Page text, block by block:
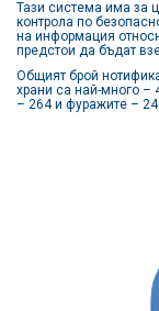
Тази система има за
контрола по
на информация
предстои да бъдат
Общият брой
храни са най-много –
– 264 и фуражите –